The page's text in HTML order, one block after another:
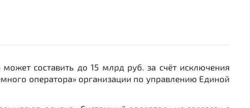
составить до 15 млрд руб. за счёт исключения
оператора» организации по управлению Единой